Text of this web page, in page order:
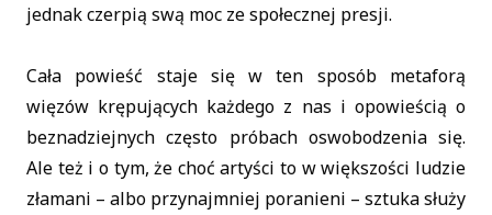
jednak czerpią swą moc ze społecznej presji.
Cała powieść staje się w ten sposób metaforą
więzów krępujących każdego z nas i opowieścią o
beznadziejnych często próbach oswobodzenia się.
Ale też i o tym, że choć artyści to w większości ludzie
złamani – albo przynajmniej poranieni – sztuka służy